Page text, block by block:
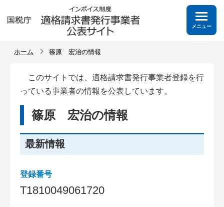
メニュー
ホーム 篠原 宏治の情報
このサイトでは、適格請求書発行事業者登録を行
っている事業者の情報を公表しています。
篠原 宏治の情報
最新情報
登録番号
T1810049061720